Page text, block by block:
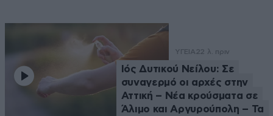
ΥΓΕΙΑ 22 λ. πριν
Ιός Δυτικού Νείλου: Σε
συναγερμό οι αρχές στην
Αττική – Νέα κρούσματα σε
Άλιμο και Αργυρούπολη – Τα